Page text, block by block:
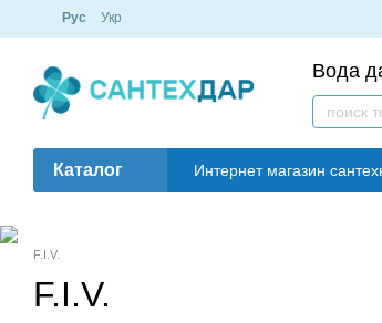
Рус Укр
Вода
Каталог Интернет магазин
F.I.V.
F.I.V.